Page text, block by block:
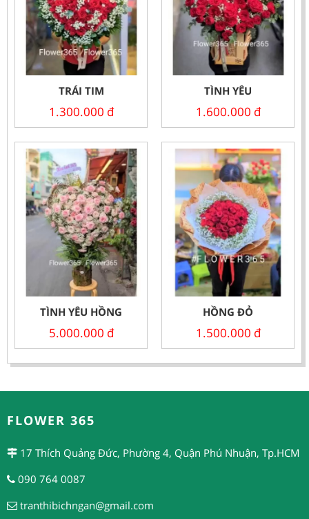
TRÁI TIM
1.300.000 đ
TÌNH YÊU
1.600.000 đ
TÌNH YÊU HỒNG
5.000.000 đ
HỒNG ĐỎ
1.500.000 đ
FLOWER 365
17 Thích Quảng Đức, Phường 4, Quận Phú Nhuận, Tp.HCM
090 764 0087
tranthibichngan@gmail.com